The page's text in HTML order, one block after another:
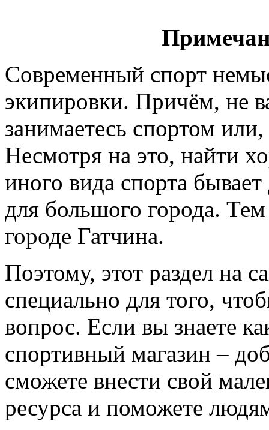
Современный спорт
экипировки. Причём, не
занимаетесь спортом
Несмотря на это, найти
иного вида спорта
для большого города.
городе Гатчина.
Поэтому, этот раздел на
специально для того,
вопрос. Если вы знаете
спортивный магазин –
сможете внести свой
ресурса и поможете